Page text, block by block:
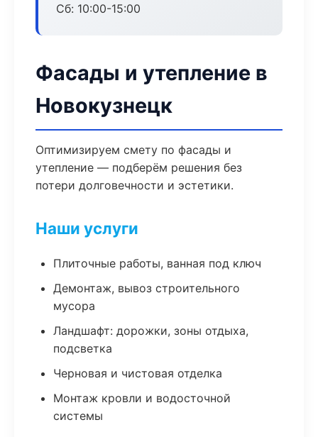
Сб: 10:00-15:00
Фасады и утепление в
Новокузнецк
Оптимизируем смету по фасады и
утепление — подберём решения без
потери долговечности и эстетики.
Наши услуги
Плиточные работы, ванная под ключ
Демонтаж, вывоз строительного
мусора
Ландшафт: дорожки, зоны отдыха,
подсветка
Черновая и чистовая отделка
Монтаж кровли и водосточной
системы